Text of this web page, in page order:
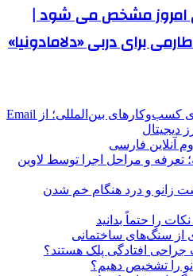
امروز مشخص می شود |
برای دربی «دلامادونیا»
راهنمای انتخاب VPS برای کسب‌وکارهای بین‌المللی؛ از Email
آنلاین فارسی
و مراحل اجرا توسط لاوین
زانو و درد هنگام خم شدن
را حتماً بدانید
از سنگ‌های ساختمانی
جراحی افتادگی پلک هستند؟
را تشخیص دهیم؟